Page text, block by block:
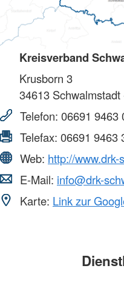
Kreisverband
Krusborn 3
34613
Telefon: 06691 9463
Telefax: 06691 9463
Web: http://
E-Mail: info@drk-
Karte: Link zur